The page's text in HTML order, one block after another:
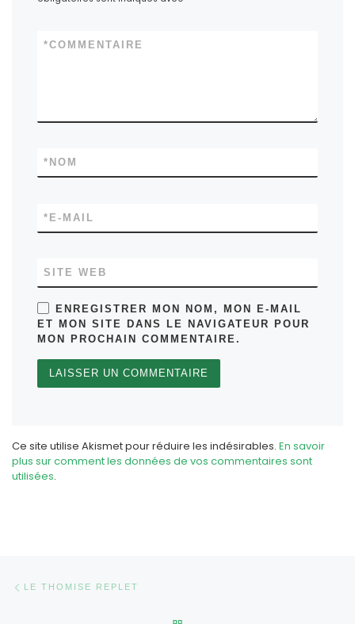
COMMENTAIRE
*
NOM
*
E-MAIL
*
SITE WEB
ENREGISTRER MON NOM, MON E-MAIL
ET MON SITE DANS LE NAVIGATEUR POUR
MON PROCHAIN COMMENTAIRE.
Ce site utilise Akismet pour réduire les indésirables. En savoir
plus sur comment les données de vos commentaires sont
utilisées.
LE THOMISE REPLET